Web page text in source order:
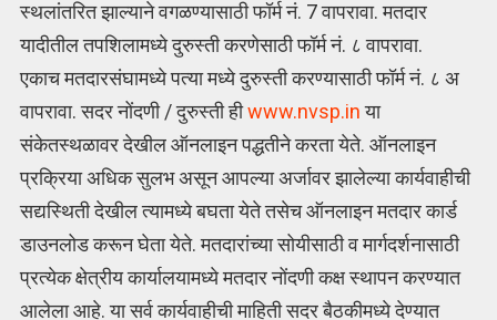
स्थलांतरित झाल्याने वगळण्यासाठी फॉर्म नं. 7 वापरावा. मतदार
यादीतील तपशिलामध्ये दुरुस्ती करणेसाठी फॉर्म नं. ८ वापरावा.
एकाच मतदारसंघामध्ये पत्या मध्ये दुरुस्ती करण्यासाठी फॉर्म नं. ८ अ
वापरावा. सदर नोंदणी / दुरुस्ती हीwww.nvsp.inया
संकेतस्थळावर देखील ऑनलाइन पद्धतीने करता येते. ऑनलाइन
प्रक्रिया अधिक सुलभ असून आपल्या अर्जावर झालेल्या कार्यवाहीची
सद्यस्थिती देखील त्यामध्ये बघता येते तसेच ऑनलाइन मतदार कार्ड
डाउनलोड करून घेता येते. मतदारांच्या सोयीसाठी व मार्गदर्शनासाठी
प्रत्येक क्षेत्रीय कार्यालयामध्ये मतदार नोंदणी कक्ष स्थापन करण्यात
आलेला आहे. या सर्व कार्यवाहीची माहिती सदर बैठकीमध्ये देण्यात